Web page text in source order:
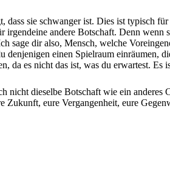
sie schwanger ist. Dies ist typisch
andere Botschaft. Denn
sage dir also, Mensch, welche
einen Spielraum einräumen,
da es nicht das ist, was du erwartest. Es
dieselbe Botschaft wie ein
eure Vergangenheit, eure